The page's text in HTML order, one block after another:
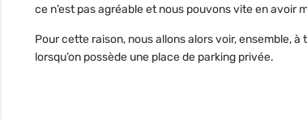
ce n’est pas agréable et nous pouvons vite en avoir
Pour cette raison, nous allons alors voir, ensemble,
lorsqu’on possède une place de parking privée.